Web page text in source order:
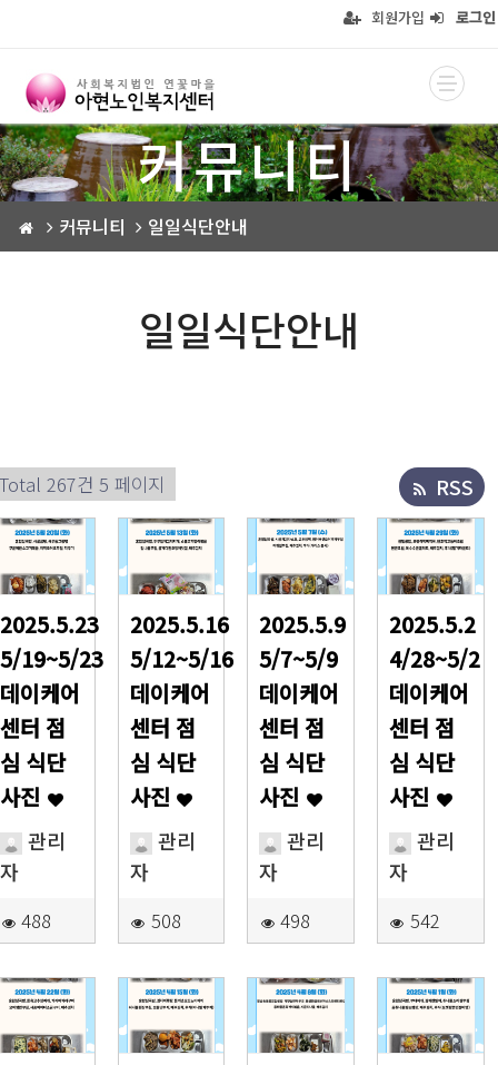
회원가입 로그인
커뮤니티
커뮤니티 일일식단안내
일일식단안내
Total 267건 5 페이지 RSS
2025.5.23
5/19~5/23
데이케어
센터 점
심 식단
사진
관리
자
488
2025.5.16
5/12~5/16
데이케어
센터 점
심 식단
사진
관리
자
508
2025.5.9
5/7~5/9
데이케어
센터 점
심 식단
사진
관리
자
498
2025.5.2
4/28~5/2
데이케어
센터 점
심 식단
사진
관리
자
542